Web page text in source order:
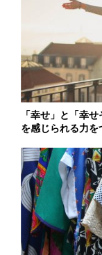
「幸せ」と「幸
を感じられる力を